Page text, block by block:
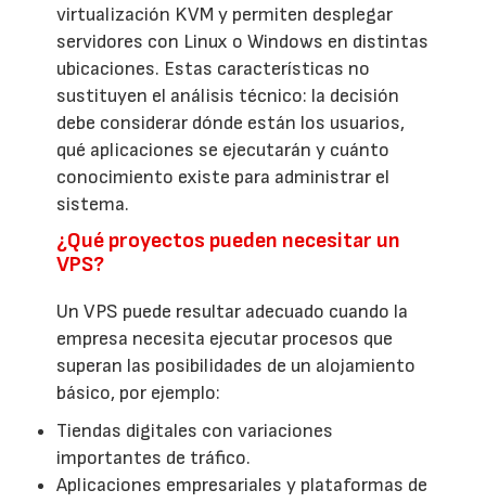
virtualización KVM y permiten desplegar
servidores con Linux o Windows en distintas
ubicaciones. Estas características no
sustituyen el análisis técnico: la decisión
debe considerar dónde están los usuarios,
qué aplicaciones se ejecutarán y cuánto
conocimiento existe para administrar el
sistema.
¿Qué proyectos pueden necesitar un
VPS?
Un VPS puede resultar adecuado cuando la
empresa necesita ejecutar procesos que
superan las posibilidades de un alojamiento
básico, por ejemplo:
Tiendas digitales con variaciones
importantes de tráfico.
Aplicaciones empresariales y plataformas de